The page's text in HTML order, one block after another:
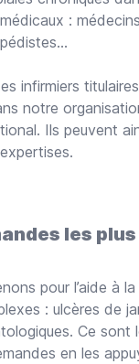
:
infirmiers
notre
Ils peuvent
les
pour l’aide à
: ulcères de
Ce
en les